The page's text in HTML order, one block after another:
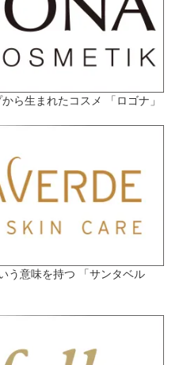
ら生まれたコスメ 「ロゴナ」
う意味を持つ 「サンタベル